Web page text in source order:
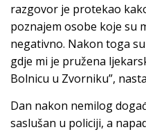
razgovor je protekao
poznajem osobe koje su
negativno. Nakon toga
gdje mi je pružena
Bolnicu u Zvorniku”,
Dan nakon nemilog
saslušan u policiji, a